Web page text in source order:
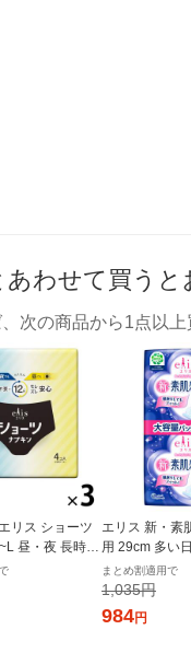
あわせて買うと
次の商品から1点以
リス ショーツ
昼・夜 長時間
ラー 1セット
ック） 大王製
エリス 新・素
用 29cm 多い
用ナプキン 1
3パック） 大王
ール 生理用品
まとめ割適用で
1,035円
984円